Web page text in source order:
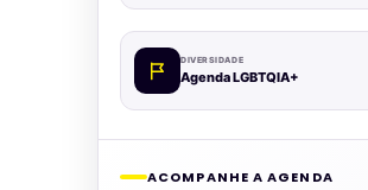
DIVERSIDADE
Agenda LGBTQIA+
ACOMPANHE A AGENDA